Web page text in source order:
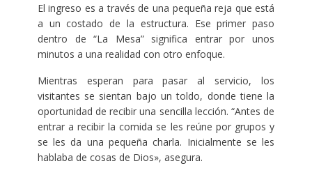
El ingreso es a través de una pequeña reja que está
a un costado de la estructura. Ese primer paso
dentro de “La Mesa” significa entrar por unos
minutos a una realidad con otro enfoque.
Mientras esperan para pasar al servicio, los
visitantes se sientan bajo un toldo, donde tiene la
oportunidad de recibir una sencilla lección. “Antes de
entrar a recibir la comida se les reúne por grupos y
se les da una pequeña charla. Inicialmente se les
hablaba de cosas de Dios», asegura.